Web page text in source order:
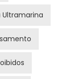
Ultramarina